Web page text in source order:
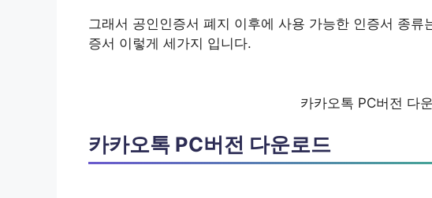
그래서 공인인증서 폐지 이후에 사용 가능한 인증서 종류
증서 이렇게 세가지 입니다.
카카오톡 PC버전 다
카카오톡 PC버전 다운로드